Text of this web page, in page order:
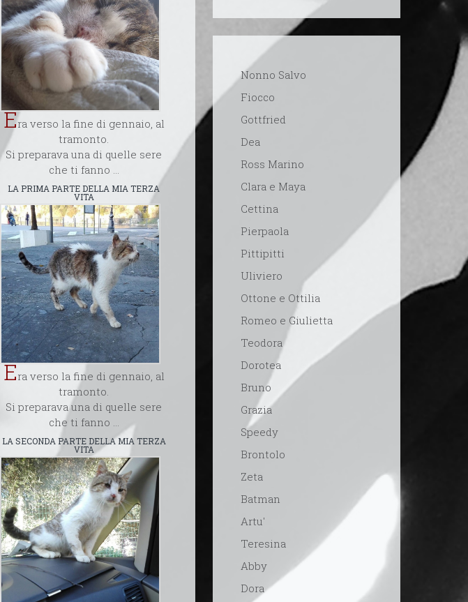
Era verso la fine di gennaio, al
tramonto.
Si preparava una di quelle sere
che ti fanno ...
LA PRIMA PARTE DELLA MIA TERZA
VITA
Era verso la fine di gennaio, al
tramonto.
Si preparava una di quelle sere
che ti fanno ...
LA SECONDA PARTE DELLA MIA TERZA
VITA
Nonno Salvo
Fiocco
Gottfried
Dea
Ross Marino
Clara e Maya
Cettina
Pierpaola
Pittipitti
Uliviero
Ottone e Ottilia
Romeo e Giulietta
Teodora
Dorotea
Bruno
Grazia
Speedy
Brontolo
Zeta
Batman
Artu'
Teresina
Abby
Dora